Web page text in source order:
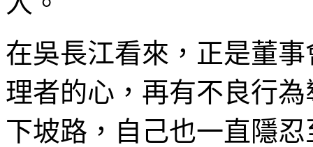
在吳長江看來，正是董
理者的心，再有不良行
下坡路，自己也一直隱